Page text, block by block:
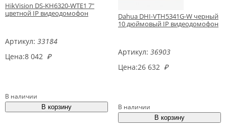
HikVision DS-KH6320-WTE1 7"
цветной IP видеодомофон
Артикул: 33184
Цена:8 042 ₽
В наличии
Dahua DHI-VTH5341G-W черный
10 дюймовый IP видеодомофон
Артикул: 36903
Цена:26 632 ₽
В наличии